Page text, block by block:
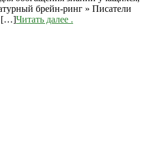
брейн-ринг » Писатели
[…]Читать далее .